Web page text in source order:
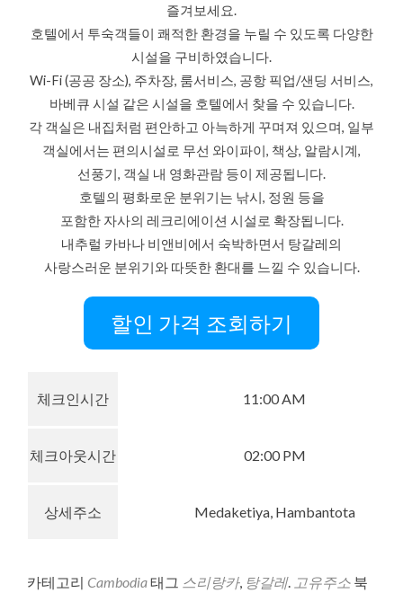
즐겨보세요.
호텔에서 투숙객들이 쾌적한 환경을 누릴 수 있도록 다양한
시설을 구비하였습니다.
Wi-Fi (공공 장소), 주차장, 룸서비스, 공항 픽업/샌딩 서비스,
바베큐 시설 같은 시설을 호텔에서 찾을 수 있습니다.
각 객실은 내집처럼 편안하고 아늑하게 꾸며져 있으며, 일부
객실에서는 편의시설로 무선 와이파이, 책상, 알람시계,
선풍기, 객실 내 영화관람 등이 제공됩니다.
호텔의 평화로운 분위기는 낚시, 정원 등을
포함한 자사의 레크리에이션 시설로 확장됩니다.
내추럴 카바나 비앤비에서 숙박하면서 탕갈레의
사랑스러운 분위기와 따뜻한 환대를 느낄 수 있습니다.
할인 가격 조회하기
체크인시간 11:00 AM
체크아웃시간 02:00 PM
상세주소 Medaketiya, Hambantota
카테고리 Cambodia태그 스리랑카, 탕갈레. 고유주소 북